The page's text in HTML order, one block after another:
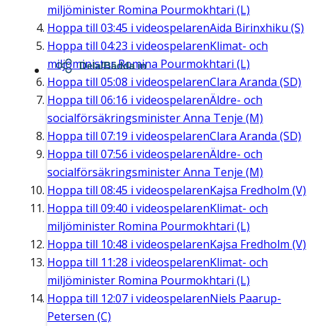
miljöminister Romina Pourmokhtari (L)
Hoppa till 03:45 i videospelarenAida Birinxhiku (S)
Hoppa till 04:23 i videospelarenKlimat- och
miljöminister Romina Pourmokhtari (L)
Hoppa till 05:08 i videospelarenClara Aranda (SD)
Hoppa till 06:16 i videospelarenÄldre- och
socialförsäkringsminister Anna Tenje (M)
Hoppa till 07:19 i videospelarenClara Aranda (SD)
Hoppa till 07:56 i videospelarenÄldre- och
socialförsäkringsminister Anna Tenje (M)
Hoppa till 08:45 i videospelarenKajsa Fredholm (V)
Hoppa till 09:40 i videospelarenKlimat- och
miljöminister Romina Pourmokhtari (L)
Hoppa till 10:48 i videospelarenKajsa Fredholm (V)
Hoppa till 11:28 i videospelarenKlimat- och
miljöminister Romina Pourmokhtari (L)
Hoppa till 12:07 i videospelarenNiels Paarup-
Petersen (C)
Dela/Bädda in